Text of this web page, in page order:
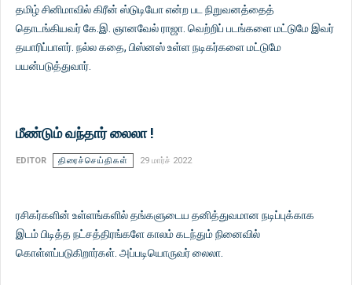
தமிழ் சினிமாவில் கிரீன் ஸ்டுடியோ என்ற பட நிறுவனத்தைத்
தொடங்கியவர் கே.இ. ஞானவேல் ராஜா. வெற்றிப் படங்களை மட்டுமே இவர்
தயாரிப்பாளர். நல்ல கதை, பிஸ்னஸ் உள்ள நடிகர்களை மட்டுமே
பயன்படுத்துவார்.
மீண்டும் வந்தார் லைலா !
EDITOR திரைச்செய்திகள் 29 மார்ச் 2022
ரசிகர்களின் உள்ளங்களில் தங்களுடைய தனித்துவமான நடிப்புக்காக
இடம் பிடித்த நட்சத்திரங்களே காலம் கடந்தும் நினைவில்
கொள்ளப்படுகிறார்கள். அப்படியொருவர் லைலா.